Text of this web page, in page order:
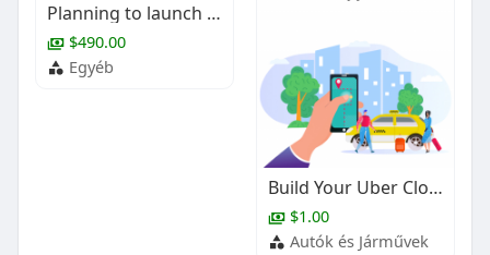
Planning to launch your own car rental business?
$490.00
Egyéb
Build Your Uber Clone App | Taxi Booking Platform
$1.00
Autók és Járművek